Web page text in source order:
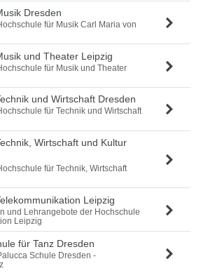
Dresden
für Musik Carl Maria von
und Theater Leipzig
für Musik und Theater
und Wirtschaft Dresden
für Technik und Wirtschaft
Wirtschaft und Kultur
für Technik, Wirtschaft
Leipzig
und Lehrangebote der Hochschule
Leipzig
für Tanz Dresden
Schule Dresden -